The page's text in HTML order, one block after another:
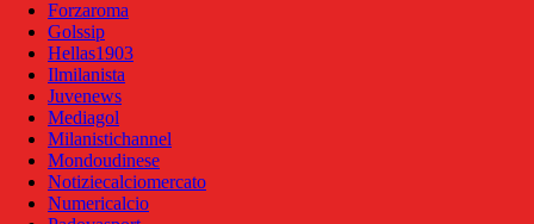
Forzaroma
Golssip
Hellas1903
Ilmilanista
Juvenews
Mediagol
Milanistichannel
Mondoudinese
Notiziecalciomercato
Numericalcio